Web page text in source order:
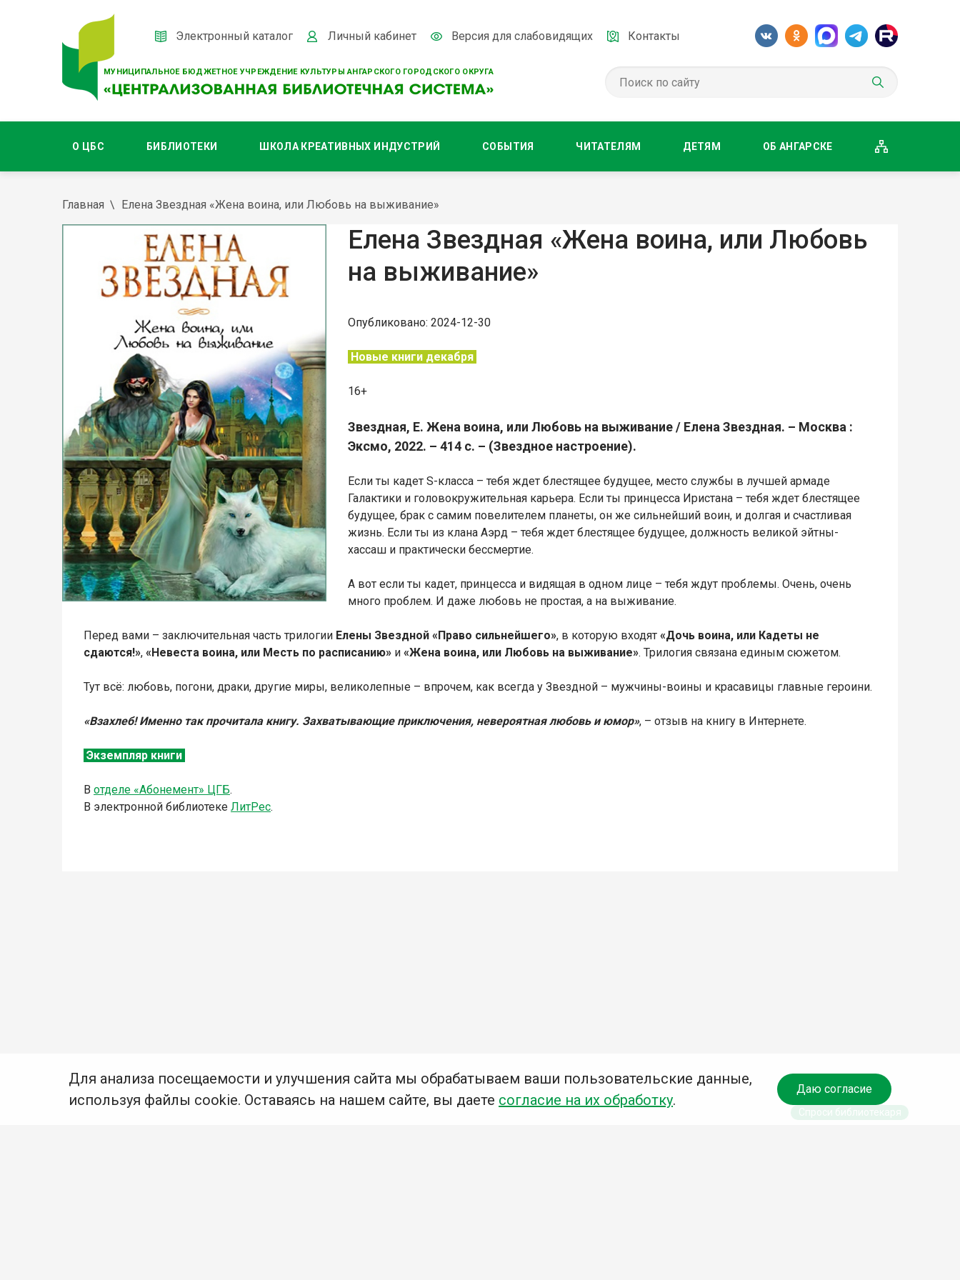
МУНИЦИПАЛЬНОЕ БЮДЖЕТНОЕ УЧРЕЖДЕНИЕ КУЛЬТУРЫ АНГАРСКОГО ГОРОДСКОГО ОКРУГА
Электронный каталог Личный кабинет Версия для слабовидящих Контакты
О ЦБС БИБЛИОТЕКИ ШКОЛА КРЕАТИВНЫХ ИНДУСТРИЙ СОБЫТИЯ ЧИТАТЕЛЯМ ДЕТЯМ ОБ АНГАРСКЕ
Главная Елена Звездная «Жена воина, или Любовь на выживание»
Елена Звездная «Жена воина, или Любовь
на выживание»
Опубликовано: 2024-12-30
Новые книги декабря
16+
Звездная, Е. Жена воина, или Любовь на выживание / Елена Звездная. – Москва :
Эксмо, 2022. – 414 с. – (Звездное настроение).
Если ты кадет S-класса – тебя ждет блестящее будущее, место службы в лучшей армаде
Галактики и головокружительная карьера. Если ты принцесса Иристана – тебя ждет блестящее
будущее, брак с самим повелителем планеты, он же сильнейший воин, и долгая и счастливая
жизнь. Если ты из клана Аэрд – тебя ждет блестящее будущее, должность великой эйтны-
хассаш и практически бессмертие.
А вот если ты кадет, принцесса и видящая в одном лице – тебя ждут проблемы. Очень, очень
много проблем. И даже любовь не простая, а на выживание.
Перед вами – заключительная часть трилогии Елены Звездной «Право сильнейшего», в которую входят «Дочь воина, или Кадеты не
сдаются!», «Невеста воина, или Месть по расписанию» и «Жена воина, или Любовь на выживание». Трилогия связана единым сюжетом.
Тут всё: любовь, погони, драки, другие миры, великолепные – впрочем, как всегда у Звездной – мужчины-воины и красавицы главные героини.
«Взахлеб! Именно так прочитала книгу. Захватывающие приключения, невероятная любовь и юмор», – отзыв на книгу в Интернете.
Экземпляр книги
В отделе «Абонемент» ЦГБ.
В электронной библиотеке ЛитРес.
Для анализа посещаемости и улучшения сайта мы обрабатываем ваши пользовательские данные,
используя файлы cookie. Оставаясь на нашем сайте, вы даете согласие на их обработку.
Даю согласие
Спроси библиотекаря